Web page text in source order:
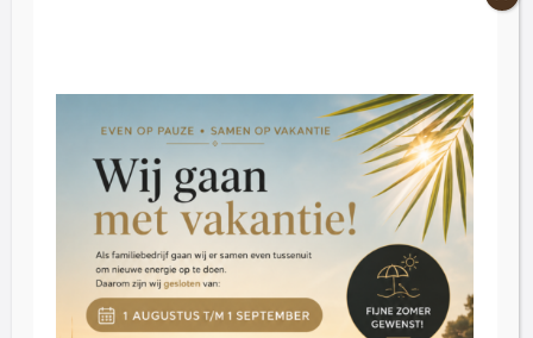
Zaterdag: 09:30 – 16:30
Dinsdag t/m donderdag op afspraak
Klantenservice